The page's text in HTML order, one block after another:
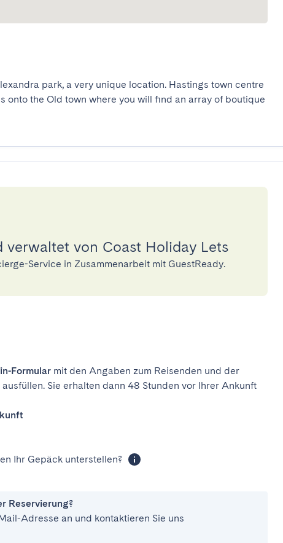
park, a very unique location. Hastings town centre
onto the Old town where you will find an array of boutique
verwaltet von Coast Holiday Lets
Service in Zusammenarbeit mit GuestReady.
Formular mit den Angaben zum Reisenden und der
Sie erhalten dann 48 Stunden vor Ihrer Ankunft
Ihr Gepäck unterstellen?
Reservierung?
Adresse an und kontaktieren Sie uns